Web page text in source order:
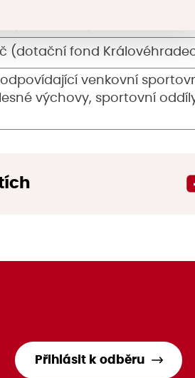
(dotační fond
venkovní
výchovy, sportovní
Přihlásit k odběru